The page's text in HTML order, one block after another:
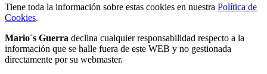
Tiene toda la información sobre estas cookies en nuestra Política de
Cookies.
Mario´s Guerra declina cualquier responsabilidad respecto a la
información que se halle fuera de este WEB y no gestionada
directamente por su webmaster.